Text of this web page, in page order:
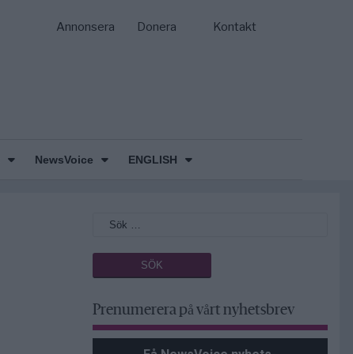
Annonsera Donera Kontakt
NewsVoice ENGLISH
Prenumerera på vårt nyhetsbrev